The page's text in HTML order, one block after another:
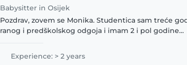
Babysitter in Osijek
Pozdrav, zovem se Monika. Studentica sam treće
ranog i predškolskog odgoja i imam 2 i pol godine
Tržim posao čuvanja..
Experience: > 2 years